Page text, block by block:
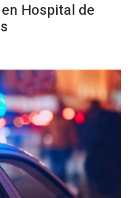
de policías de
permitió recuperar
hurtada en